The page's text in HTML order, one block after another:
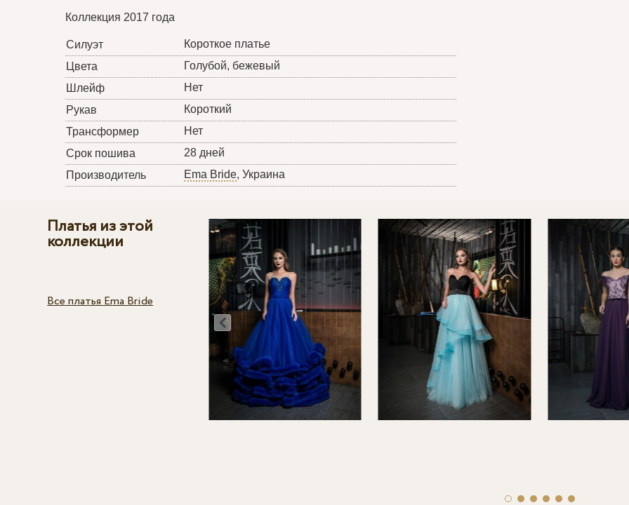
Коллекция 2017 года
Силуэт
Короткое платье
Цвета
Голубой, бежевый
Шлейф
Нет
Рукав
Короткий
Трансформер
Нет
Срок пошива
28 дней
Производитель
Ema Bride, Украина
Платья из этой
коллекции
Все платья Ema Bride